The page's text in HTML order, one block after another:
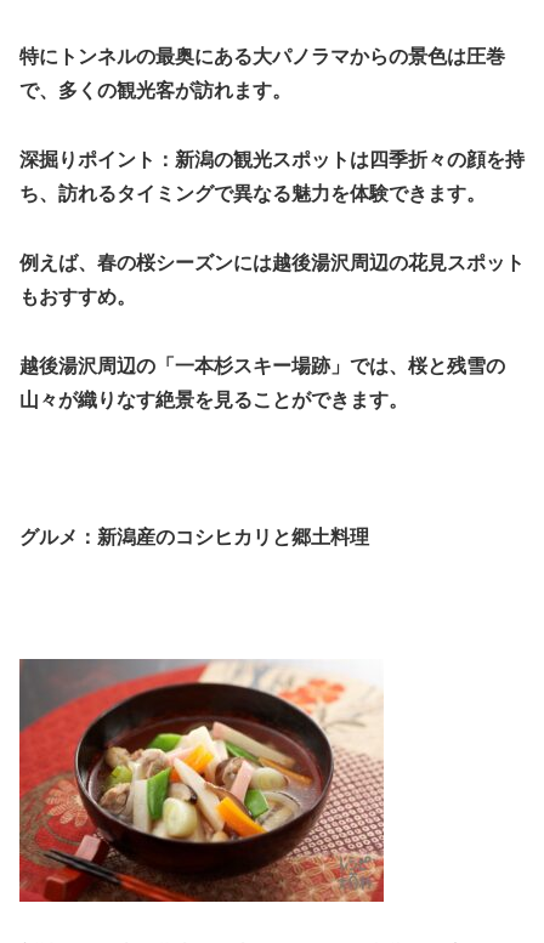
特にトンネルの最奥にある大パノラマからの景色は圧巻
で、多くの観光客が訪れます。
深掘りポイント：新潟の観光スポットは四季折々の顔を持
ち、訪れるタイミングで異なる魅力を体験できます。
例えば、春の桜シーズンには越後湯沢周辺の花見スポット
もおすすめ。
越後湯沢周辺の「一本杉スキー場跡」では、桜と残雪の
山々が織りなす絶景を見ることができます。
グルメ：新潟産のコシヒカリと郷土料理